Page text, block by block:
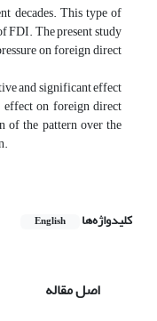
decades. This type of
FDI. The present study
on foreign direct
and significant effect
on foreign direct
of the pattern over the
کلیدواژه‌ها English
اصل مقاله